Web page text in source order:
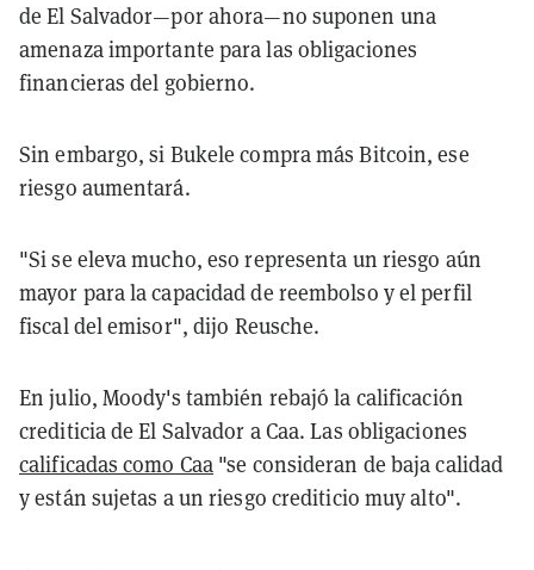
de El Salvador—por ahora—no suponen una
amenaza importante para las obligaciones
financieras del gobierno.
Sin embargo, si Bukele compra más Bitcoin, ese
riesgo aumentará.
"Si se eleva mucho, eso representa un riesgo aún
mayor para la capacidad de reembolso y el perfil
fiscal del emisor", dijo Reusche.
En julio, Moody's también rebajó la calificación
crediticia de El Salvador a Caa. Las obligaciones
calificadas como Caa "se consideran de baja calidad
y están sujetas a un riesgo crediticio muy alto".